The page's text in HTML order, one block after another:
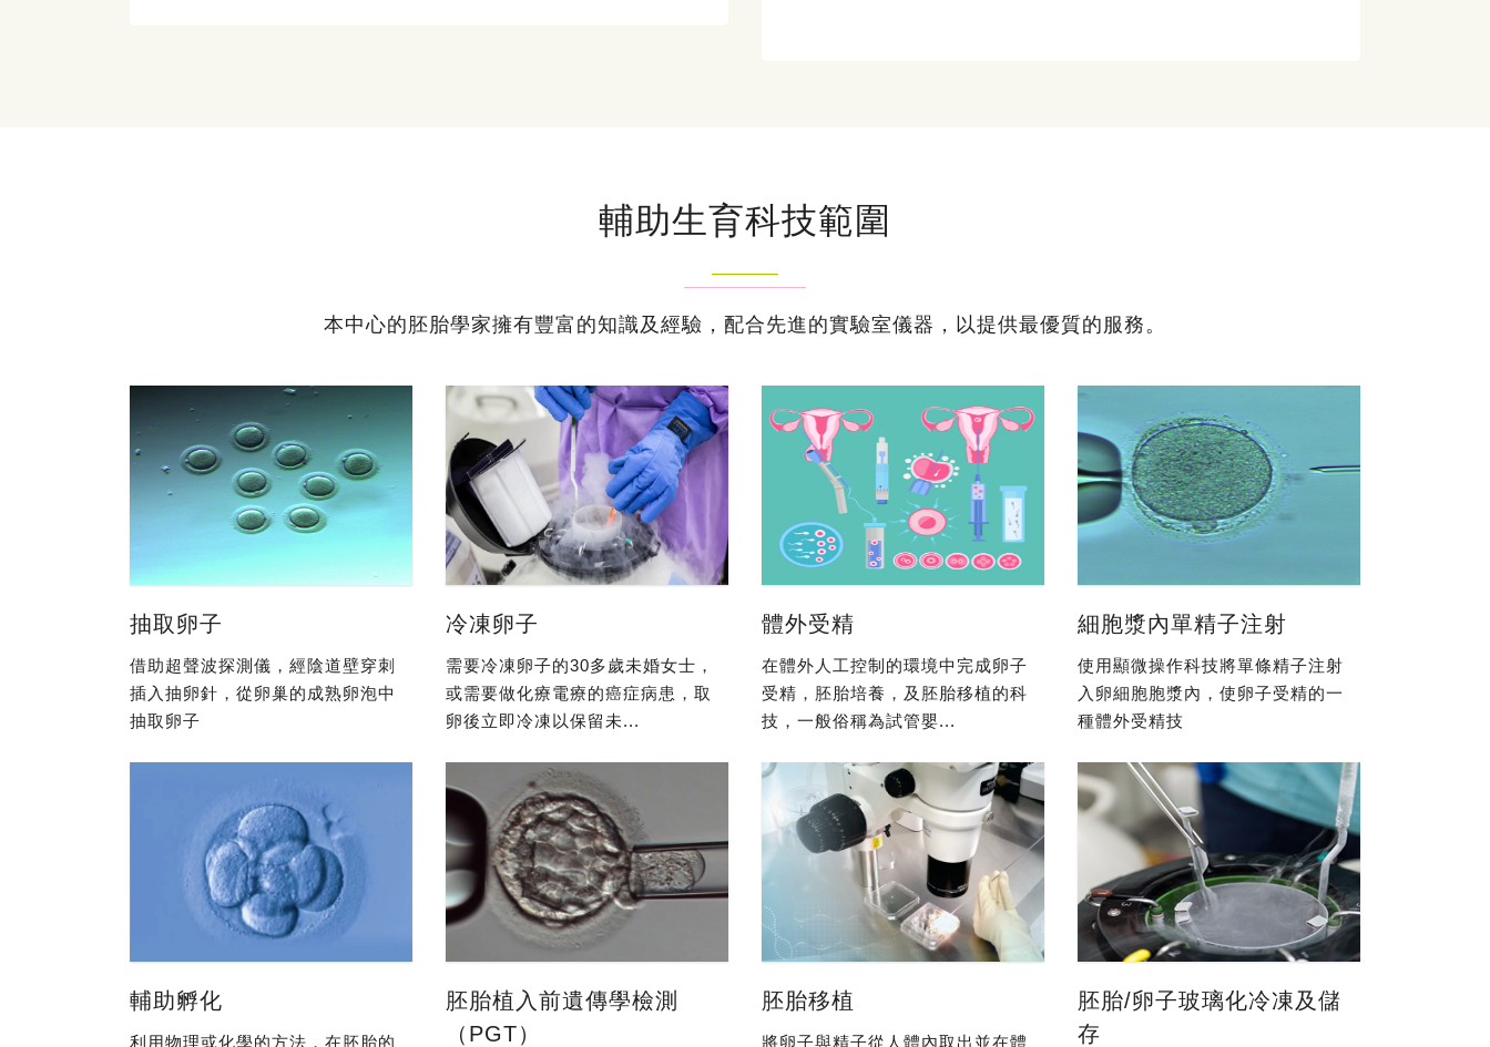
輔助生育科技範圍
本中心的胚胎學家擁有豐富的知識及經驗，配合先進的實驗室儀器，以提供最優質的服務。
抽取卵子
借助超聲波探測儀，經陰道壁穿刺
插入抽卵針，從卵巢的成熟卵泡中
抽取卵子
冷凍卵子
需要冷凍卵子的30多歲未婚女士，
或需要做化療電療的癌症病患，取
卵後立即冷凍以保留未...
體外受精
在體外人工控制的環境中完成卵子
受精，胚胎培養，及胚胎移植的科
技，一般俗稱為試管嬰...
細胞漿內單精子注射
使用顯微操作科技將單條精子注射
入卵細胞胞漿內，使卵子受精的一
種體外受精技
輔助孵化
利用物理或化學的方法，在胚胎的
胚胎植入前遺傳學檢測
（PGT）
胚胎移植
將卵子與精子從人體內取出並在體
胚胎/卵子玻璃化冷凍及儲
存